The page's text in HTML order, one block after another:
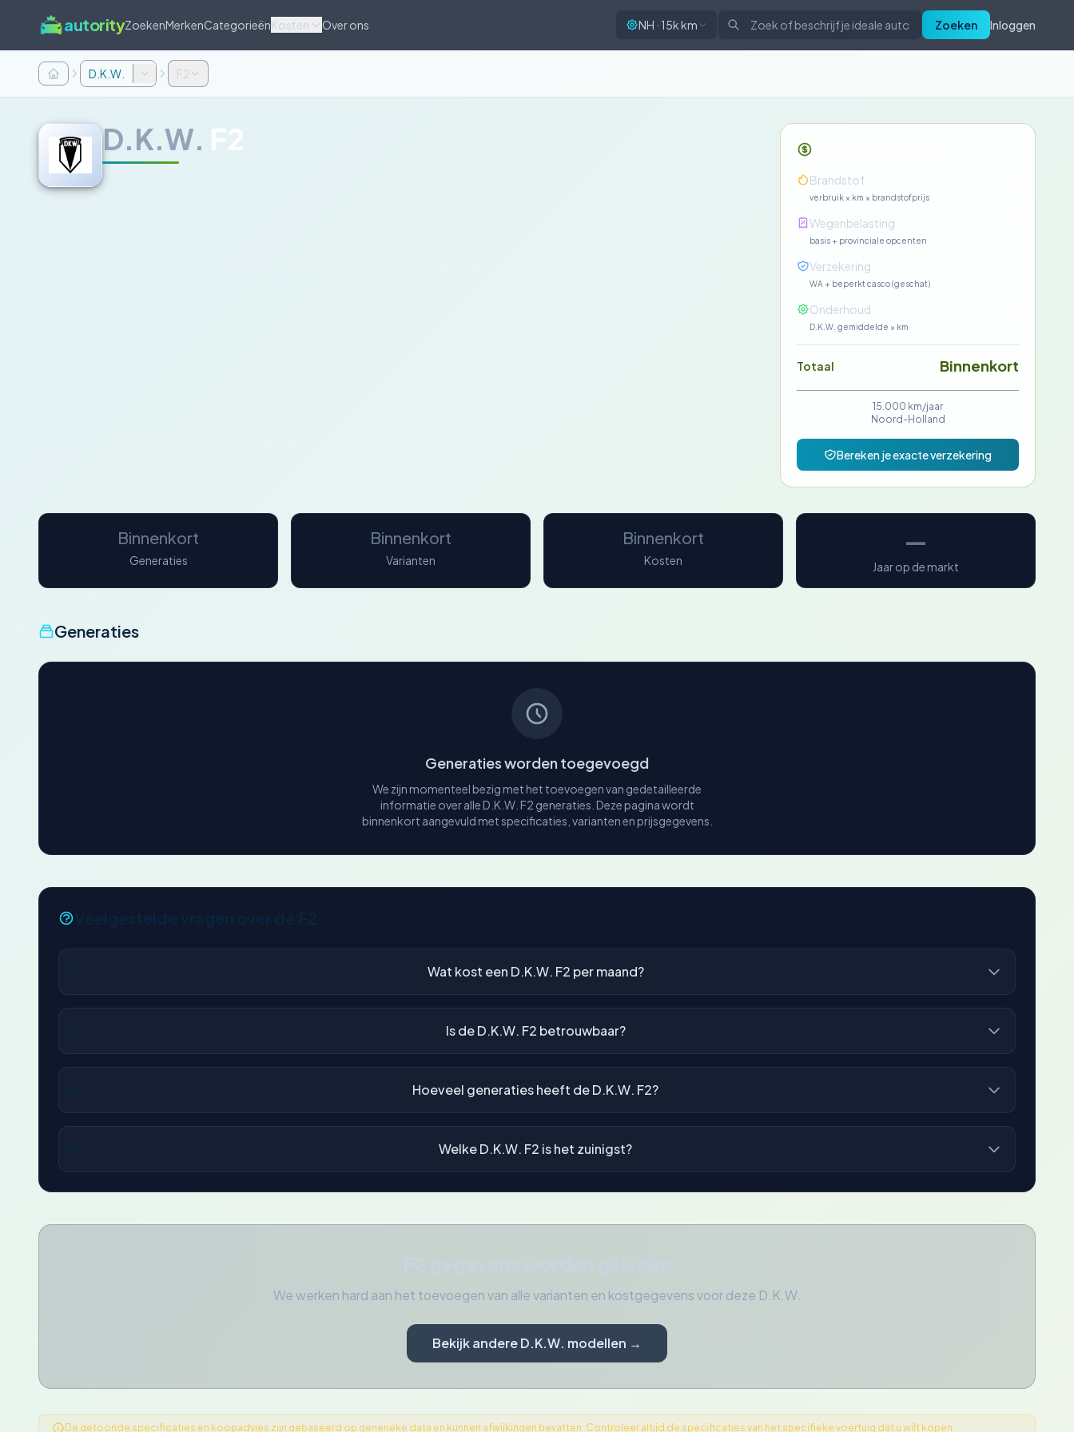
autorityZoekenMerkenCategorieënKosten Over ons NH · 15k km Zoeken Inloggen
D.K.W. F2
D.K.W. F2
Brandstof
verbruik × km × brandstofprijs
Wegenbelasting
basis + provinciale opcenten
Verzekering
WA + beperkt casco (geschat)
Onderhoud
D.K.W. gemiddelde × km
Totaal Binnenkort
15.000 km/jaar
Noord-Holland
Bereken je exacte verzekering
Binnenkort
Generaties
Binnenkort
Varianten
Binnenkort
Kosten
—
Jaar op de markt
Generaties
Generaties worden toegevoegd
We zijn momenteel bezig met het toevoegen van gedetailleerde
informatie over alle D.K.W. F2 generaties. Deze pagina wordt
binnenkort aangevuld met specificaties, varianten en prijsgegevens.
Wat kost een D.K.W. F2 per maand?
Is de D.K.W. F2 betrouwbaar?
Hoeveel generaties heeft de D.K.W. F2?
Welke D.K.W. F2 is het zuinigst?
We werken hard aan het toevoegen van alle varianten en kostgegevens voor deze D.K.W.
Bekijk andere D.K.W. modellen →
De getoonde specificaties en koopadvies zijn gebaseerd op generieke data en kunnen afwijkingen bevatten. Controleer altijd de specificaties van het specifieke voertuig dat u wilt kopen.